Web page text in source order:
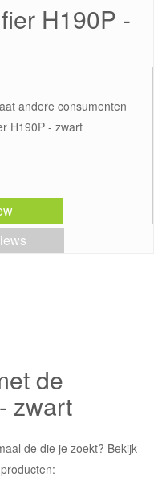
H190P -
andere consumenten
H190P - zwart
de
zwart
de die je zoekt? Bekijk